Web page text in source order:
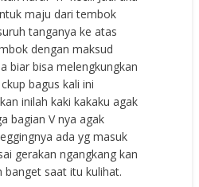
maju dari tembok
tanganya ke atas
dengan maksud
biar bisa melengkungkan
bagus kali ini
inilah kaki kakaku agak
bagian V nya agak
ada yg masuk
gerakan ngangkang kan
banget saat itu kulihat.